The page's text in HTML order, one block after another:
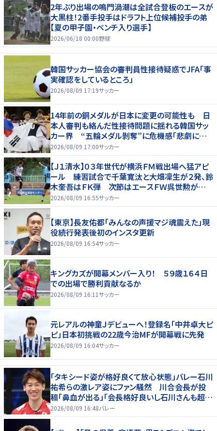
2年ぶり出場の鳴門渦潮は全試合登板のエースが
大黒柱！2番手投手はドラフト上位候補投手の弟
【夏の甲子園・ベンチ入り選手】
2026/06/18 00:00野球
韓国サッカー協会の審判員性接待疑惑でJFA「事
実確認をしているところ」
2026/08/09 17:19サッカー
14年前の銅メダルが日本に変更の可能性も 日
本人審判も絡んだ性接待問題に揺れる韓国サッ
カー界 “五輪メダル剝奪”に危機感「悲劇に見
舞われる」
2026/08/09 17:00サッカー
【Ｊ１清水】０３年世代が横浜ＦＭ戦出場へ猛アピ
ール 練習試合で千葉寛汰と大畑凜生が２発、鈴
木奎吾はＦＫ弾 次節はエースＦＷ呉世勲が出
場停止
2026/08/09 16:55サッカー
【東京】長友佑都「みんなの声援マジ魂震えた」現
役続行発表後初のインスタ更新
2026/08/09 16:54サッカー
キングカズが開幕メンバー入り！ ５９歳１６４日
での出場で勝利貢献なるか
2026/08/09 16:11サッカー
元レアルの神童Ｊデビューへ！登録名「中井卓大ピ
ピ」日本初挑戦の22歳今治MFが開幕戦に先発
2026/08/09 16:04サッカー
「タキシード姿が格好良くて放心状態」バレー石川
祐希らの激レア姿にファン騒然 川合会長が投
稿「鼻血が出る」「会長格好良いし石川さんも超格
好いい」
2026/08/09 16:48バレー